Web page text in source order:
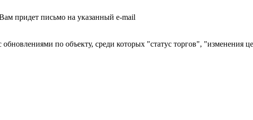
придет письмо на указанный e-mail
по объекту, среди которых "статус торгов", "изменения